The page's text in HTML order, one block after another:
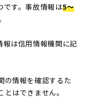
です。事故情報は5〜
報は信用情報機関に記
の情報を確認するた
はできません。